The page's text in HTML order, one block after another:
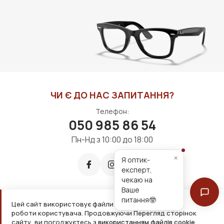
ДО КОШИКА
Цей сайт використовує файли cookie для зручнішої
роботи користувача. Продовжуючи Перегляд сторінок
сайту, ви погоджуєтесь з використанням файлів cookie
ЧИ Є ДО НАС ЗАПИТАННЯ?
Телефон:
050 985 86 54
Пн-Нд з 10:00 до 18:00
Приймаємо до оплати:
Я оптик-
експерт,
чекаю на
Ваше
питання🤓
×